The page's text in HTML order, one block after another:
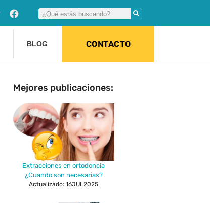
BLOG CONTACTO
Mejores publicaciones:
Extracciones en ortodoncia
¿Cuando son necesarias?
Actualizado: 16JUL2025